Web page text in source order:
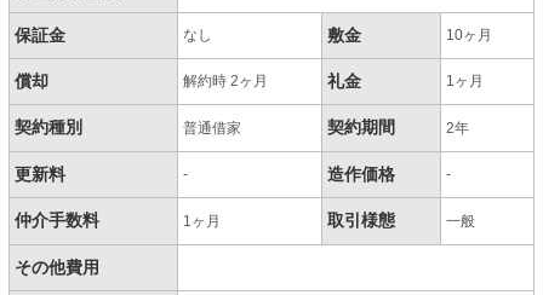
保証金 なし 敷金 10ヶ月
償却 解約時 2ヶ月 礼金 1ヶ月
契約種別 普通借家 契約期間 2年
更新料 - 造作価格 -
仲介手数料 1ヶ月 取引様態 一般
その他費用